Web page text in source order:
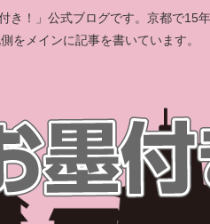
！」公式ブログです。京都で15
をメインに記事を書いています。